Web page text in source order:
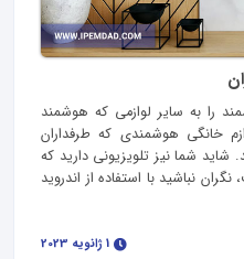
را به سایر لوازمی که هوشمند
خانگی هوشمندی که طرفداران
شاید شما نیز تلویزیونی دارید که
نباشید با استفاده از اندروید